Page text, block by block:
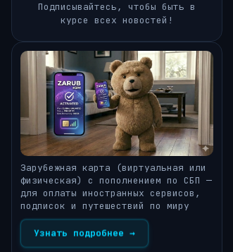
Подписывайтесь, чтобы быть в
курсе всех новостей!
Зарубежная карта (виртуальная или
физическая) с пополнением по СБП —
для оплаты иностранных сервисов,
подписок и путешествий по миру
Узнать подробнее →